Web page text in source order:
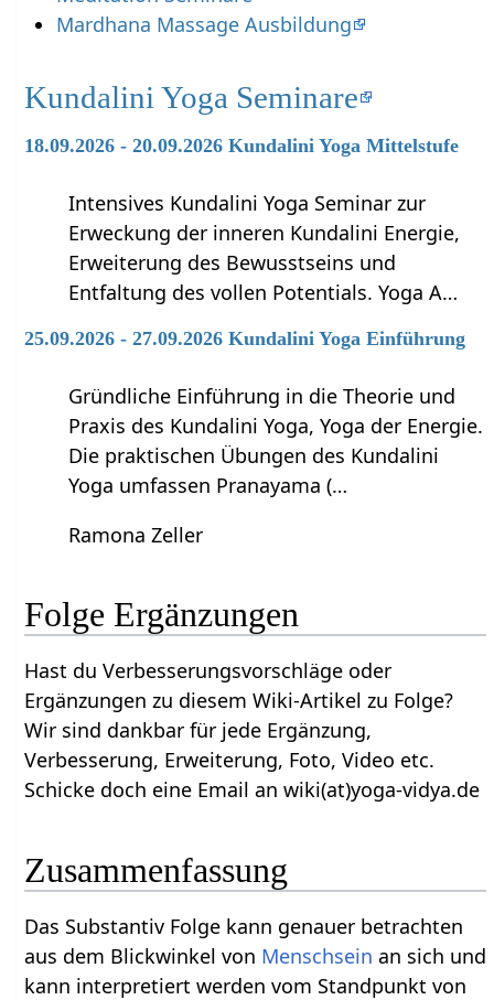
Mardhana Massage Ausbildung
Kundalini Yoga Seminare
18.09.2026 - 20.09.2026 Kundalini Yoga Mittelstufe
Intensives Kundalini Yoga Seminar zur
Erweckung der inneren Kundalini Energie,
Erweiterung des Bewusstseins und
Entfaltung des vollen Potentials. Yoga A…
25.09.2026 - 27.09.2026 Kundalini Yoga Einführung
Gründliche Einführung in die Theorie und
Praxis des Kundalini Yoga, Yoga der Energie.
Die praktischen Übungen des Kundalini
Yoga umfassen Pranayama (…
Ramona Zeller
Folge‏‎ Ergänzungen
Hast du Verbesserungsvorschläge oder
Ergänzungen zu diesem Wiki-Artikel zu Folge?
Wir sind dankbar für jede Ergänzung,
Verbesserung, Erweiterung, Foto, Video etc.
Schicke doch eine Email an wiki(at)yoga-vidya.de
Zusammenfassung
Das Substantiv Folge‏‎ kann genauer betrachten
aus dem Blickwinkel von Menschsein an sich und
kann interpretiert werden vom Standpunkt von